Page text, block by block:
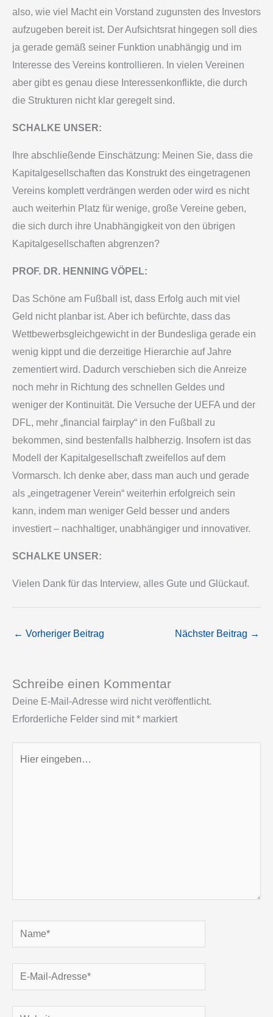
also, wie viel Macht ein Vorstand zugunsten des Investors
aufzugeben bereit ist. Der Aufsichtsrat hingegen soll dies
ja gerade gemäß seiner Funktion unabhängig und im
Interesse des Vereins kontrollieren. In vielen Vereinen
aber gibt es genau diese Interessenkonflikte, die durch
die Strukturen nicht klar geregelt sind.
SCHALKE UNSER:
Ihre abschließende Einschätzung: Meinen Sie, dass die
Kapitalgesellschaften das Konstrukt des eingetragenen
Vereins komplett verdrängen werden oder wird es nicht
auch weiterhin Platz für wenige, große Vereine geben,
die sich durch ihre Unabhängigkeit von den übrigen
Kapitalgesellschaften abgrenzen?
PROF. DR. HENNING VÖPEL:
Das Schöne am Fußball ist, dass Erfolg auch mit viel
Geld nicht planbar ist. Aber ich befürchte, dass das
Wettbewerbsgleichgewicht in der Bundesliga gerade ein
wenig kippt und die derzeitige Hierarchie auf Jahre
zementiert wird. Dadurch verschieben sich die Anreize
noch mehr in Richtung des schnellen Geldes und
weniger der Kontinuität. Die Versuche der UEFA und der
DFL, mehr „financial fairplay“ in den Fußball zu
bekommen, sind bestenfalls halbherzig. Insofern ist das
Modell der Kapitalgesellschaft zweifellos auf dem
Vormarsch. Ich denke aber, dass man auch und gerade
als „eingetragener Verein“ weiterhin erfolgreich sein
kann, indem man weniger Geld besser und anders
investiert – nachhaltiger, unabhängiger und innovativer.
SCHALKE UNSER:
Vielen Dank für das Interview, alles Gute und Glückauf.
← Vorheriger Beitrag Nächster Beitrag →
Schreibe einen Kommentar
Deine E-Mail-Adresse wird nicht veröffentlicht.
Erforderliche Felder sind mit * markiert
Name*
E-
Mail-
Adresse*
Website